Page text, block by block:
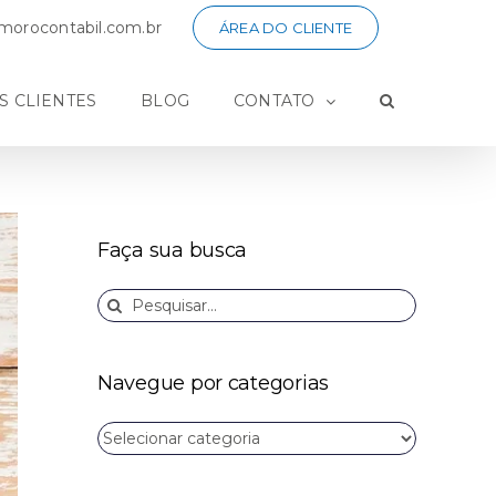
ÁREA DO CLIENTE
CLIENTES BLOG CONTATO
Faça sua busca
Buscar
resultados
Navegue por categorias
Navegue
por